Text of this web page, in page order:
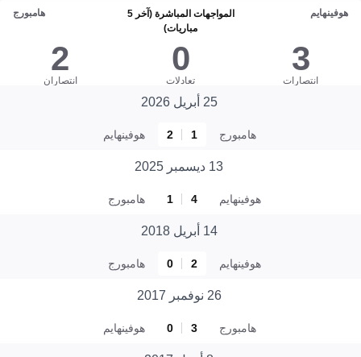
هوفينهايم
المواجهات المباشرة (آخر 5
مباريات)
هامبورج
3
انتصارات
0
تعادلات
2
انتصاران
25 أبريل 2026
هامبورج 1
2 هوفينهايم
13 ديسمبر 2025
هوفينهايم 4
1 هامبورج
14 أبريل 2018
هوفينهايم 2
0 هامبورج
26 نوفمبر 2017
هامبورج 3
0 هوفينهايم